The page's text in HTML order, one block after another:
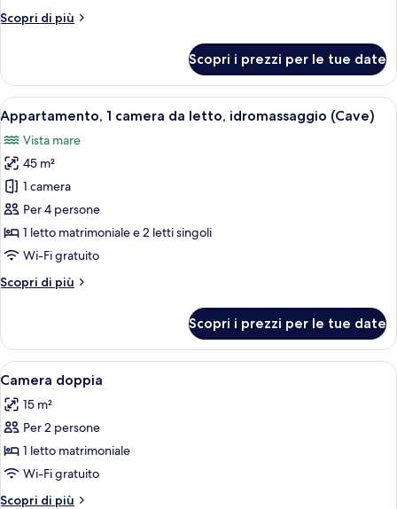
Scopri di più
Altri
Superior
(Cave)
Scopri i prezzi per le tue date
Apri
tutte
le
foto
per
Appartamento,
1
camera
letto,
Una camera da letto moderna con
12
Appartamento, 1 camera da letto, idromassaggio (Cave)
Vista mare
45 m²
1 camera
Per 4 persone
1 letto matrimoniale e 2 letti singoli
Wi-Fi gratuito
Scopri di più
Altri
1
camera
da
idromassaggio
(Cave)
Scopri i prezzi per le tue date
Apri
tutte
le
foto
per
Camera
doppia
Camera da letto moderna con un
6
Camera doppia
15 m²
Per 2 persone
1 letto matrimoniale
Wi-Fi gratuito
Scopri di più
Altri